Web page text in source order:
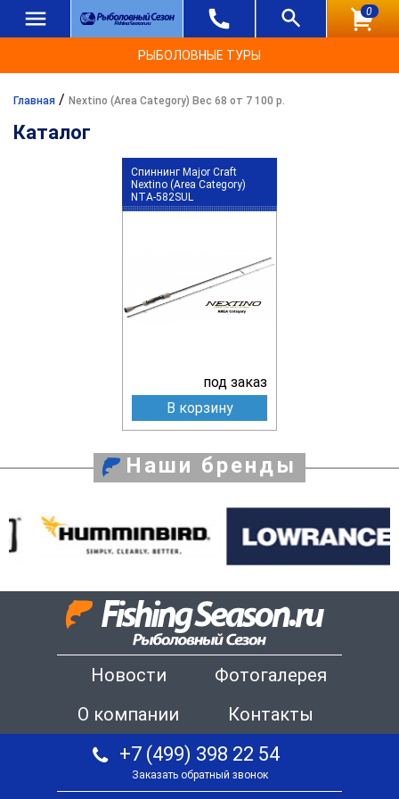
0
РЫБОЛОВНЫЕ ТУРЫ
Главная / Nextino (Area Category) Вес 68 от 7 100 р.
Каталог
Спиннинг Major Craft
Nextino (Area Category)
NTA-582SUL
под заказ
В корзину
Наши бренды
Новости
Фотогалерея
О компании
Контакты
+7 (499) 398 22 54
Заказать обратный звонок